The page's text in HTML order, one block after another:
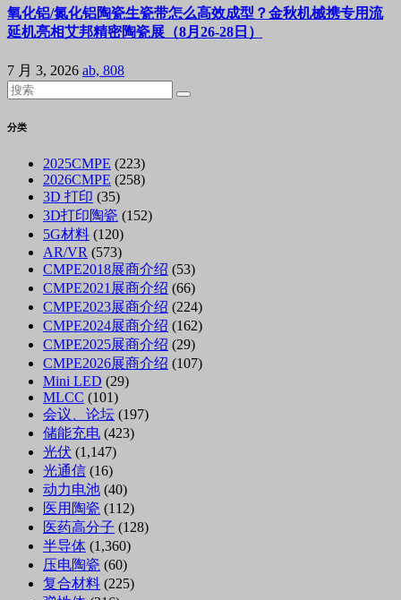
氧化铝/氮化铝陶瓷生瓷带怎么高效成型？金秋机械携专用流
延机亮相艾邦精密陶瓷展（8月26-28日）
7 月 3, 2026 ab, 808
分类
2025CMPE (223)
2026CMPE (258)
3D 打印 (35)
3D打印陶瓷 (152)
5G材料 (120)
AR/VR (573)
CMPE2018展商介绍 (53)
CMPE2021展商介绍 (66)
CMPE2023展商介绍 (224)
CMPE2024展商介绍 (162)
CMPE2025展商介绍 (29)
CMPE2026展商介绍 (107)
Mini LED (29)
MLCC (101)
会议、论坛 (197)
储能充电 (423)
光伏 (1,147)
光通信 (16)
动力电池 (40)
医用陶瓷 (112)
医药高分子 (128)
半导体 (1,360)
压电陶瓷 (60)
复合材料 (225)